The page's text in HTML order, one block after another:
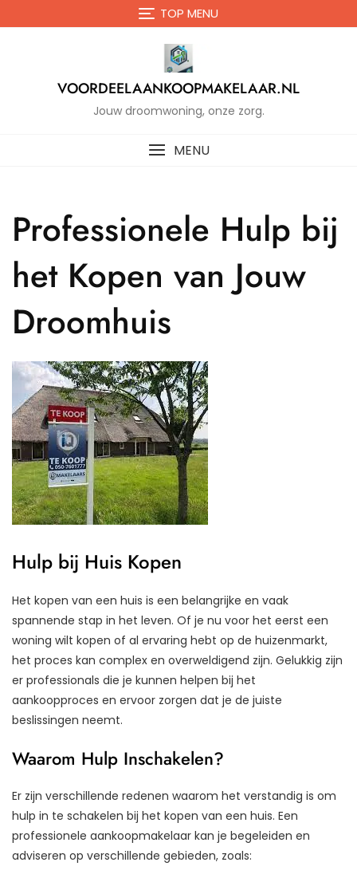
de
TOP MENU
VOORDEELAANKOOPMAKELAAR.NL
Jouw droomwoning, onze zorg.
MENU
Professionele Hulp bij
het Kopen van Jouw
Droomhuis
Hulp bij Huis Kopen
Het kopen van een huis is een belangrijke en vaak
spannende stap in het leven. Of je nu voor het eerst een
woning wilt kopen of al ervaring hebt op de huizenmarkt,
het proces kan complex en overweldigend zijn. Gelukkig zijn
er professionals die je kunnen helpen bij het
aankoopproces en ervoor zorgen dat je de juiste
beslissingen neemt.
Waarom Hulp Inschakelen?
Er zijn verschillende redenen waarom het verstandig is om
hulp in te schakelen bij het kopen van een huis. Een
professionele aankoopmakelaar kan je begeleiden en
adviseren op verschillende gebieden, zoals: